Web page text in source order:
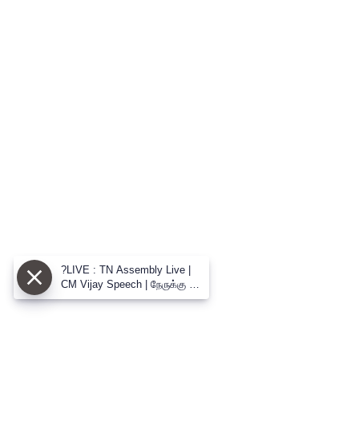
?LIVE : TN Assembly Live |
CM Vijay Speech | நேருக்கு நேர்
CM விஜய் vs உதய் மோதல்